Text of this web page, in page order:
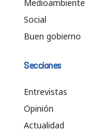
Medioambiente
Social
Buen gobierno
Secciones
Entrevistas
Opinión
Actualidad